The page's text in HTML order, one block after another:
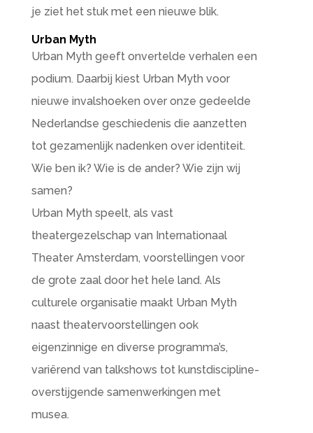
je ziet het stuk met een nieuwe blik.
Urban Myth
Urban Myth geeft onvertelde verhalen een
podium. Daarbij kiest Urban Myth voor
nieuwe invalshoeken over onze gedeelde
Nederlandse geschiedenis die aanzetten
tot gezamenlijk nadenken over identiteit.
Wie ben ik? Wie is de ander? Wie zijn wij
samen?
Urban Myth speelt, als vast
theatergezelschap van Internationaal
Theater Amsterdam, voorstellingen voor
de grote zaal door het hele land. Als
culturele organisatie maakt Urban Myth
naast theatervoorstellingen ook
eigenzinnige en diverse programma’s,
variërend van talkshows tot kunstdiscipline-
overstijgende samenwerkingen met
musea.